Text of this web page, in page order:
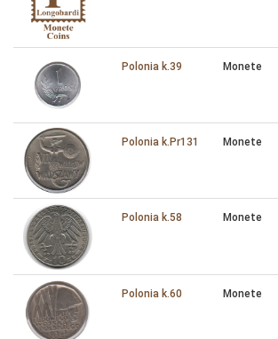
Polonia k.39 Monete
Polonia k.Pr131 Monete
Polonia k.58 Monete
Polonia k.60 Monete